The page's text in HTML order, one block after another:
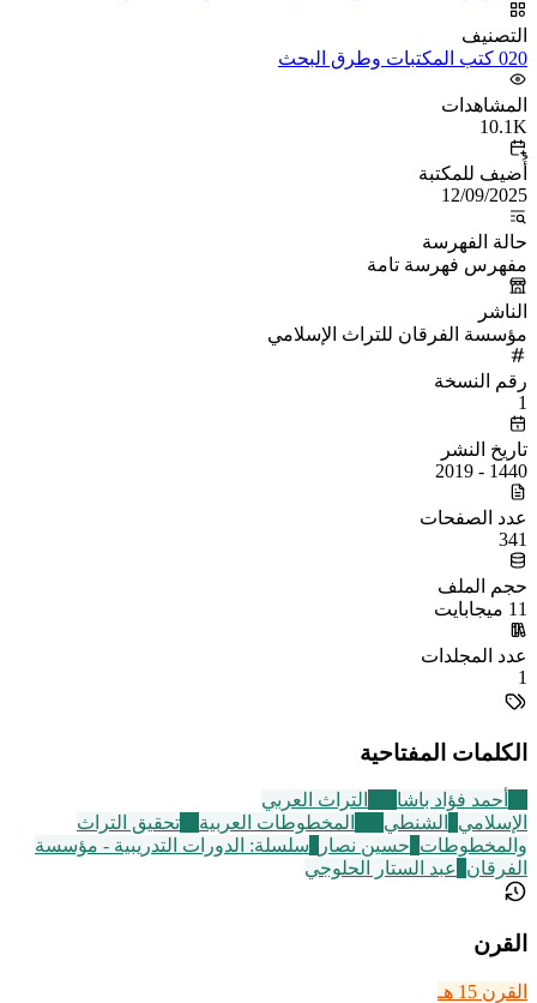
التصنيف
020 كتب المكتبات وطرق البحث
المشاهدات
10.1K
أُضيف للمكتبة
12/09/2025
حالة الفهرسة
مفهرس فهرسة تامة
الناشر
مؤسسة الفرقان للتراث الإسلامي
رقم النسخة
1
تاريخ النشر
1440 - 2019
عدد الصفحات
341
حجم الملف
11 ميجابايت
عدد المجلدات
1
الكلمات المفتاحية
أحمد فؤاد باشا
التراث العربي
الإسلامي
الشنطي المخطوطات العربية
تحقيق التراث
والمخطوطات حسين نصار
سلسلة: الدورات التدريبية - مؤسسة
الفرقان
عبد الستار الحلوجي
القرن
القرن 15 هـ